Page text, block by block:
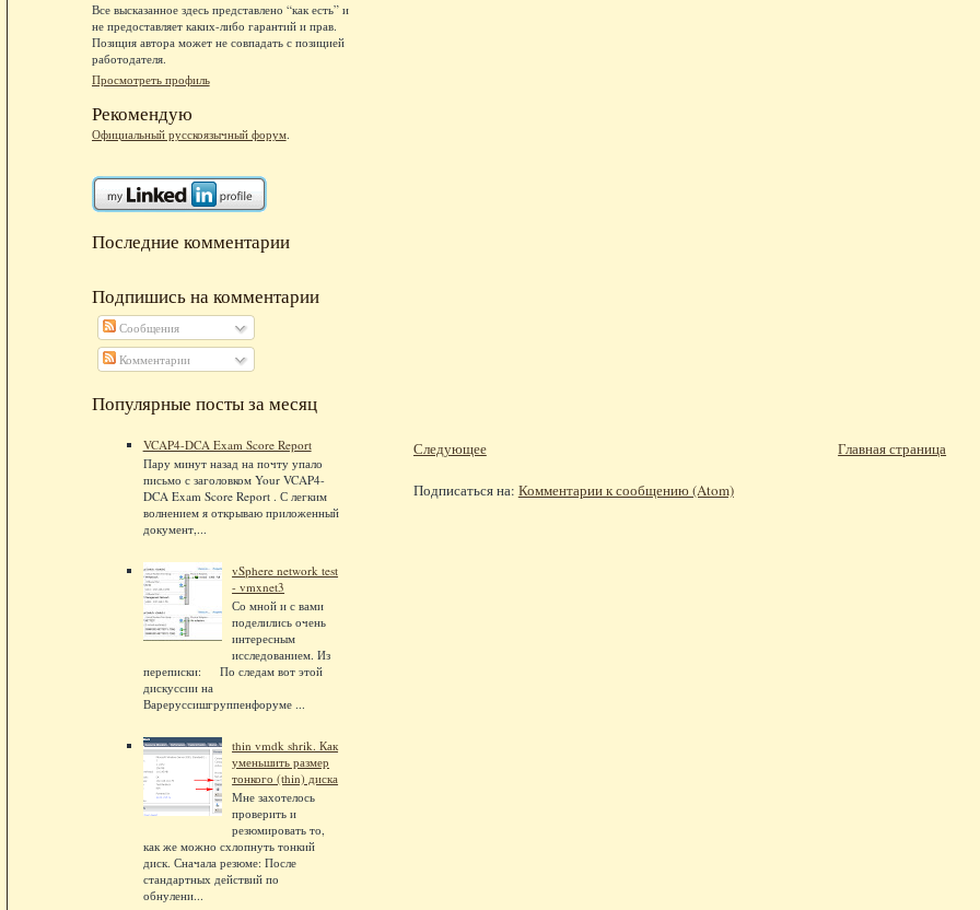
Все высказанное здесь представлено “как есть” и
не предоставляет каких-либо гарантий и прав.
Позиция автора может не совпадать с позицией
работодателя.
Просмотреть профиль
Рекомендую
Официальный русскоязычный форум.
Последние комментарии
Подпишись на комментарии
Сообщения
Комментарии
Популярные посты за месяц
VCAP4-DCA Exam Score Report
Пару минут назад на почту упало
письмо с заголовком Your VCAP4-
DCA Exam Score Report . С легким
волнением я открываю приложенный
документ,...
vSphere network test
- vmxnet3
Со мной и с вами
поделились очень
интересным
исследованием. Из
переписки: По следам вот этой
дискуссии на
Вареруссишгруппенфоруме ...
thin vmdk shrik. Как
уменьшить размер
тонкого (thin) диска
Мне захотелось
проверить и
резюмировать то,
как же можно схлопнуть тонкий
диск. Сначала резюме: После
стандартных действий по
обнулени...
Следующее Главная страница
Подписаться на: Комментарии к сообщению (Atom)